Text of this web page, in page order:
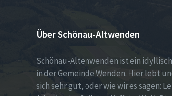
Über Schönau-Altwenden
Schönau-Altenwenden ist ein
in der Gemeinde Wenden. Hier lebt
sich sehr gut, oder wie wir es sagen: